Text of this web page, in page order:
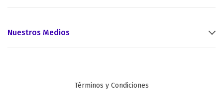
Nuestros Medios
Términos y Condiciones